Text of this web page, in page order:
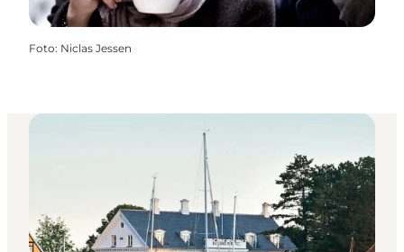
Foto: Niclas Jessen